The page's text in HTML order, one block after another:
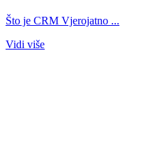
Što je CRM Vjerojatno ...
Vidi više